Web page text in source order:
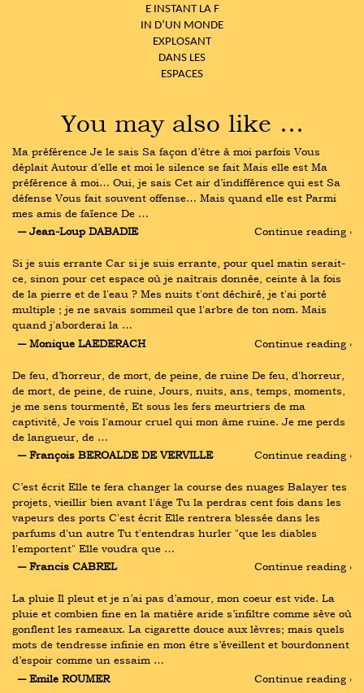
E INSTANT LA F
IN D’UN MONDE
EXPLOSANT
DANS LES
ESPACES
You may also like …
Ma préférence Je le sais Sa façon d’être à moi parfois Vous
déplait Autour d’elle et moi le silence se fait Mais elle est Ma
préférence à moi… Oui, je sais Cet air d’indifférence qui est Sa
défense Vous fait souvent offense… Mais quand elle est Parmi
mes amis de faïence De …
― Jean-Loup DABADIE
Continue reading ›
Si je suis errante Car si je suis errante, pour quel matin serait-
ce, sinon pour cet espace où je naîtrais donnée, ceinte à la fois
de la pierre et de l'eau ? Mes nuits t'ont déchiré, je t'ai porté
multiple ; je ne savais sommeil que l'arbre de ton nom. Mais
quand j'aborderai la …
― Monique LAEDERACH
Continue reading ›
De feu, d’horreur, de mort, de peine, de ruine De feu, d'horreur,
de mort, de peine, de ruine, Jours, nuits, ans, temps, moments,
je me sens tourmenté, Et sous les fers meurtriers de ma
captivité, Je vois l'amour cruel qui mon âme ruine. Je me perds
de langueur, de …
― François BEROALDE DE VERVILLE
Continue reading ›
C’est écrit Elle te fera changer la course des nuages Balayer tes
projets, vieillir bien avant l'âge Tu la perdras cent fois dans les
vapeurs des ports C'est écrit Elle rentrera blessée dans les
parfums d'un autre Tu t'entendras hurler "que les diables
l'emportent" Elle voudra que …
― Francis CABREL
Continue reading ›
La pluie Il pleut et je n’ai pas d’amour, mon coeur est vide. La
pluie et combien fine en la matière aride s’infiltre comme sève où
gonflent les rameaux. La cigarette douce aux lèvres; mais quels
mots de tendresse infinie en mon être s’éveillent et bourdonnent
d’espoir comme un essaim …
― Emile ROUMER
Continue reading ›